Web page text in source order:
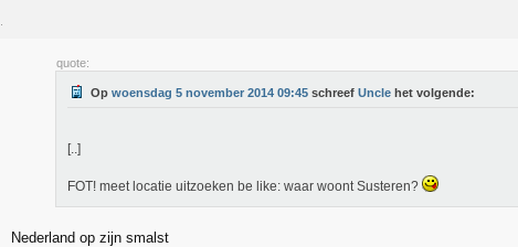
quote:
Op woensdag 5 november 2014 09:45 schreef Uncle het volgende:
[..]
FOT! meet locatie uitzoeken be like: waar woont Susteren?
Nederland op zijn smalst